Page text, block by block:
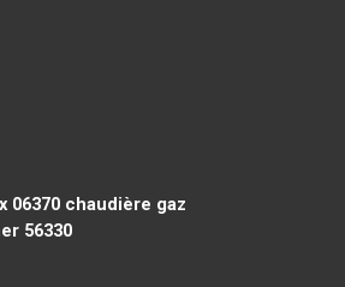
06370chaudière gaz
56330